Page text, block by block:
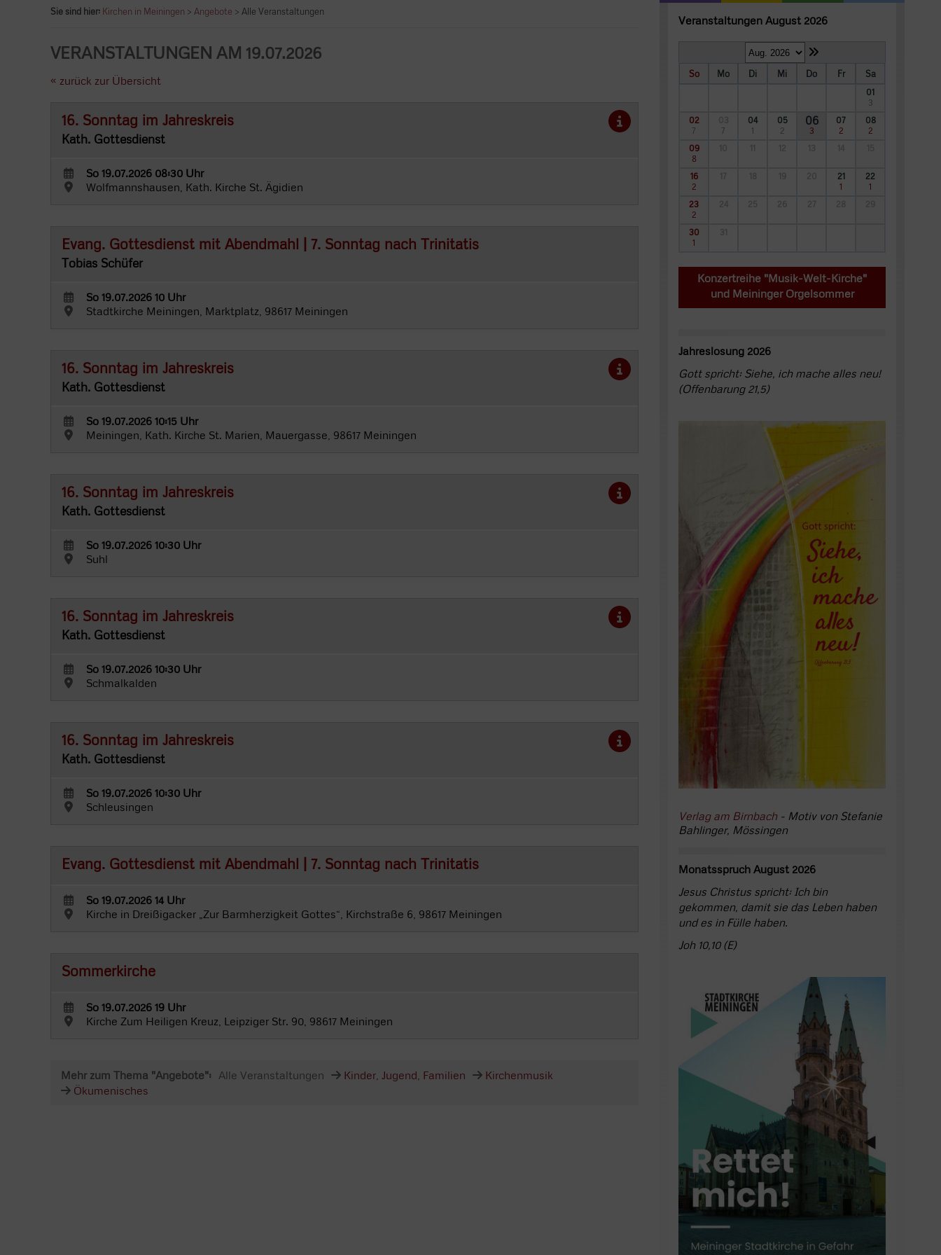
Sie sind hier: Kirchen in Meiningen > Angebote > Alle Veranstaltungen
VERANSTALTUNGEN AM 19.07.2026
« zurück zur Übersicht
16. Sonntag im Jahreskreis
Kath. Gottesdienst
So 19.07.2026 08:30 Uhr
Wolfmannshausen, Kath. Kirche St. Ägidien
Evang. Gottesdienst mit Abendmahl | 7. Sonntag nach Trinitatis
Tobias Schüfer
So 19.07.2026 10 Uhr
Stadtkirche Meiningen, Marktplatz, 98617 Meiningen
16. Sonntag im Jahreskreis
Kath. Gottesdienst
So 19.07.2026 10:15 Uhr
Meiningen, Kath. Kirche St. Marien, Mauergasse, 98617 Meiningen
16. Sonntag im Jahreskreis
Kath. Gottesdienst
So 19.07.2026 10:30 Uhr
Suhl
16. Sonntag im Jahreskreis
Kath. Gottesdienst
So 19.07.2026 10:30 Uhr
Schmalkalden
16. Sonntag im Jahreskreis
Kath. Gottesdienst
So 19.07.2026 10:30 Uhr
Schleusingen
Evang. Gottesdienst mit Abendmahl | 7. Sonntag nach Trinitatis
So 19.07.2026 14 Uhr
Kirche in Dreißigacker „Zur Barmherzigkeit Gottes“, Kirchstraße 6, 98617 Meiningen
Sommerkirche
So 19.07.2026 19 Uhr
Kirche Zum Heiligen Kreuz, Leipziger Str. 90, 98617 Meiningen
Mehr zum Thema "Angebote": Alle Veranstaltungen Kinder, Jugend, Familien
Kirchenmusik
Ökumenisches
Veranstaltungen August 2026
So Mo Di Mi Do Fr
Sa
01
3
02
7
7
04
1
05
2
06
3
07
2
08
2
09
8
16
2
21
1
22
1
23
2
30
1
Konzertreihe "Musik-Welt-Kirche"
und Meininger Orgelsommer
Jahreslosung 2026
Gott spricht: Siehe, ich mache alles neu!
(Offenbarung 21,5)
Verlag am Birnbach- Motiv von Stefanie
Bahlinger, Mössingen
Monatsspruch August 2026
Jesus Christus spricht: Ich bin
gekommen, damit sie das Leben haben
und es in Fülle haben.
Joh 10,10 (E)